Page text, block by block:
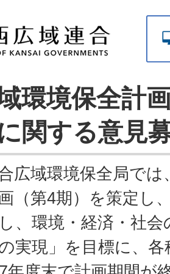
環境保全計
関する意見
広域環境保全局で
（第4期）を策定し
、環境・経済・社
実現」を目標に、